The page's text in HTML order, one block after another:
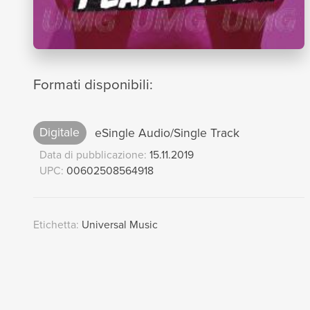
Formati disponibili:
Digitale eSingle Audio/Single Track
Data di pubblicazione: 15.11.2019
UPC: 00602508564918
Etichetta: Universal Music